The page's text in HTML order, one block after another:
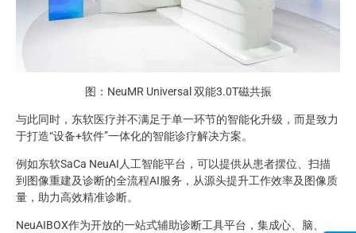
图：NeuMR Universal 双能3.0T磁共振
与此同时，东软医疗并不满足于单一环节的智能化升级，而是致力
于打造“设备+软件”一体化的智能诊疗解决方案。
例如东软SaCa NeuAI人工智能平台，可以提供从患者摆位、扫描
到图像重建及诊断的全流程AI服务，从源头提升工作效率及图像质
量，助力高效精准诊断。
NeuAIBOX作为开放的一站式辅助诊断工具平台，集成心、脑、